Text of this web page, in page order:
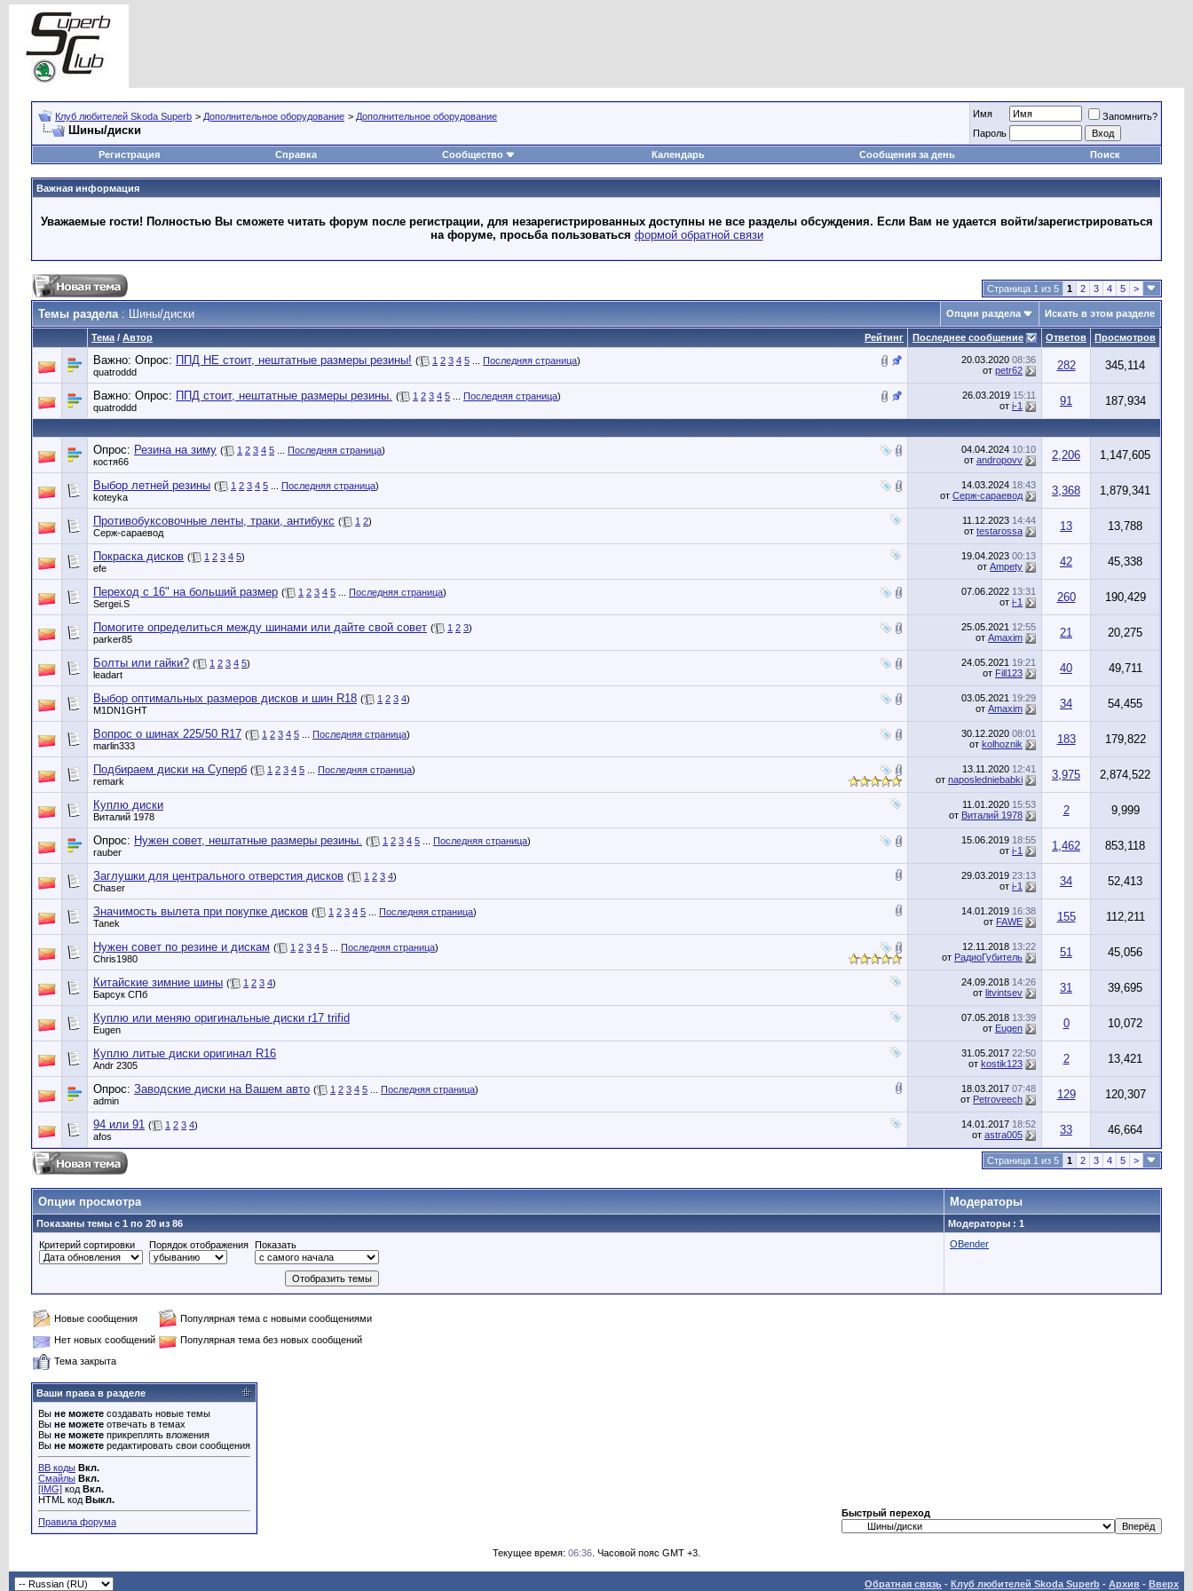
Клуб любителей Skoda Superb > Дополнительное оборудование > Дополнительное оборудование
Шины/диски
Имя
Запомнить?
Пароль
Регистрация
Справка Сообщество Календарь Сообщения за день Поиск
Важная информация
Уважаемые гости! Полностью Вы сможете читать форум после регистрации, для незарегистрированных доступны не все разделы обсуждения. Если Вам не удается войти/зарегистрироваться
на форуме, просьба пользоваться формой обратной связи
Страница 1 из 5 1 2 3 4 5 >
Темы раздела: Шины/диски Опции раздела Искать в этом разделе
Рейтинг
Тема / Автор Последнее сообщение Ответов Просмотров
Важно: Опрос: ППД НЕ стоит, нештатные размеры резины! ( 1 2 3 4 5 Последняя страница)
quatroddd
20.03.2020 08:36
от petr62 282 345,114
Важно: Опрос: ППД стоит, нештатные размеры резины. ( 1 2 3 4 5 Последняя страница)
quatroddd
26.03.2019 15:11
от i-1 91 187,934
Опрос: Резина на зиму ( 1 2 3 4 5 Последняя страница)
костя66
04.04.2024 10:10
от andropovv 2,206 1,147,605
Выбор летней резины ( 1 2 3 4 5 Последняя страница)
koteyka
14.03.2024 18:43
от Серж-сараевод 3,368 1,879,341
Противобуксовочные ленты, траки, антибукс ( 1 2)
Серж-сараевод
11.12.2023 14:44
от testarossa 13 13,788
Покраска дисков ( 1 2 3 4 5)
efe
19.04.2023 00:13
от Ampety 42 45,338
Переход с 16" на больший размер ( 1 2 3 4 5 Последняя страница)
Sergei.S
07.06.2022 13:31
от i-1 260 190,429
Помогите определиться между шинами или дайте свой совет ( 1 2 3)
parker85
25.05.2021 12:55
от Amaxim 21 20,275
Болты или гайки? ( 1 2 3 4 5)
leadart
24.05.2021 19:21
от Fill123 40 49,711
Выбор оптимальных размеров дисков и шин R18 ( 1 2 3 4)
M1DN1GHT
03.05.2021 19:29
от Amaxim 34 54,455
Вопрос о шинах 225/50 R17 ( 1 2 3 4 5 Последняя страница)
marlin333
30.12.2020 08:01
от kolhoznik 183 179,822
Подбираем диски на Суперб ( 1 2 3 4 5 Последняя страница)
remark
13.11.2020 12:41
от naposledniebabki 3,975 2,874,522
Куплю диски
Виталий 1978
11.01.2020 15:53
от Виталий 1978 2 9,999
Опрос: Нужен совет, нештатные размеры резины. ( 1 2 3 4 5 Последняя страница)
rauber
15.06.2019 18:55
от i-1 1,462 853,118
Заглушки для центрального отверстия дисков ( 1 2 3 4)
Chaser
29.03.2019 23:13
от i-1 34 52,413
Значимость вылета при покупке дисков ( 1 2 3 4 5 Последняя страница)
Tanek
14.01.2019 16:38
от FAWE 155 112,211
Нужен совет по резине и дискам ( 1 2 3 4 5 Последняя страница)
Chris1980
12.11.2018 13:22
от РадиоГубитель 51 45,056
Китайские зимние шины ( 1 2 3 4)
Барсук СПб
24.09.2018 14:26
от litvintsev 31 39,695
Куплю или меняю оригинальные диски r17 trifid
Eugen
07.05.2018 13:39
от Eugen 0 10,072
Куплю литые диски оригинал R16
Andr 2305
31.05.2017 22:50
от kostik123 2 13,421
Опрос: Заводские диски на Вашем авто ( 1 2 3 4 5 Последняя страница)
admin
18.03.2017 07:48
от Petroveech 129 120,307
94 или 91 ( 1 2 3 4)
afos
14.01.2017 18:52
от astra005 33 46,664
Страница 1 из 5 1 2 3 4 5 >
Опции просмотра Модераторы
Показаны темы с 1 по 20 из 86
Модераторы : 1
Критерий сортировки
Порядок отображения Показать OBender
Новые сообщения
Популярная тема с новыми сообщениями
Нет новых сообщений
Популярная тема без новых сообщений
Тема закрыта
Ваши права в разделе
Вы не можете создавать новые темы
Вы не можете отвечать в темах
Вы не можете прикреплять вложения
Вы не можете редактировать свои сообщения
BB коды Вкл.
Смайлы Вкл.
[IMG] код Вкл.
HTML код Выкл.
Правила форума
Быстрый переход
Текущее время: 06:36 . Часовой пояс GMT +3.
Обратная связь - Клуб любителей Skoda Superb - Архив - Вверх